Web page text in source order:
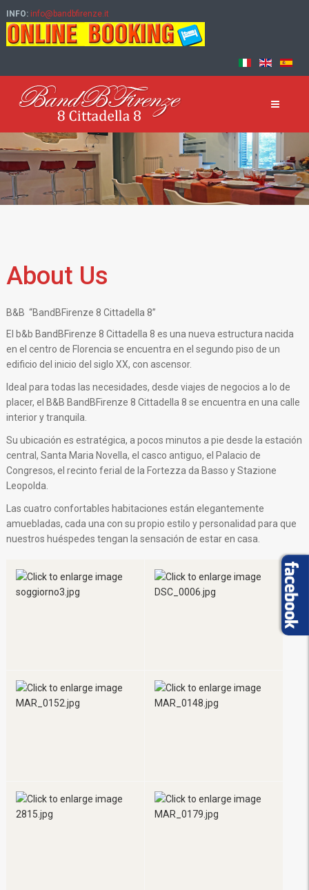
INFO: info@bandbfirenze.it
About Us
B&B “BandBFirenze 8 Cittadella 8”
El b&b BandBFirenze 8 Cittadella 8 es una nueva estructura nacida
en el centro de Florencia se encuentra en el segundo piso de un
edificio del inicio del siglo XX, con ascensor.
Ideal para todas las necesidades, desde viajes de negocios a lo de
placer, el B&B BandBFirenze 8 Cittadella 8 se encuentra en una calle
interior y tranquila.
Su ubicación es estratégica, a pocos minutos a pie desde la estación
central, Santa Maria Novella, el casco antiguo, el Palacio de
Congresos, el recinto ferial de la Fortezza da Basso y Stazione
Leopolda.
Las cuatro confortables habitaciones están elegantemente
amuebladas, cada una con su propio estilo y personalidad para que
nuestros huéspedes tengan la sensación de estar en casa.